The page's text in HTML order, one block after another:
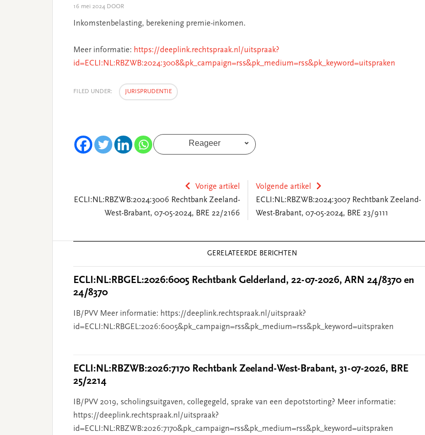
16 mei 2024 DOOR
Inkomstenbelasting, berekening premie-inkomen.
Meer informatie: https://deeplink.rechtspraak.nl/uitspraak?
id=ECLI:NL:RBZWB:2024:3008&pk_campaign=rss&pk_medium=rss&pk_keyword=uitspraken
FILED UNDER: JURISPRUDENTIE
Reageer
Vorige artikel
ECLI:NL:RBZWB:2024:3006 Rechtbank Zeeland-
West-Brabant, 07-05-2024, BRE 22/2166
Volgende artikel
ECLI:NL:RBZWB:2024:3007 Rechtbank Zeeland-
West-Brabant, 07-05-2024, BRE 23/9111
GERELATEERDE BERICHTEN
ECLI:NL:RBGEL:2026:6005 Rechtbank Gelderland, 22-07-2026, ARN 24/8370 en
24/8370
IB/PVV Meer informatie: https://deeplink.rechtspraak.nl/uitspraak?
id=ECLI:NL:RBGEL:2026:6005&pk_campaign=rss&pk_medium=rss&pk_keyword=uitspraken
ECLI:NL:RBZWB:2026:7170 Rechtbank Zeeland-West-Brabant, 31-07-2026, BRE
25/2214
IB/PVV 2019, scholingsuitgaven, collegegeld, sprake van een depotstorting? Meer informatie:
https://deeplink.rechtspraak.nl/uitspraak?
id=ECLI:NL:RBZWB:2026:7170&pk_campaign=rss&pk_medium=rss&pk_keyword=uitspraken